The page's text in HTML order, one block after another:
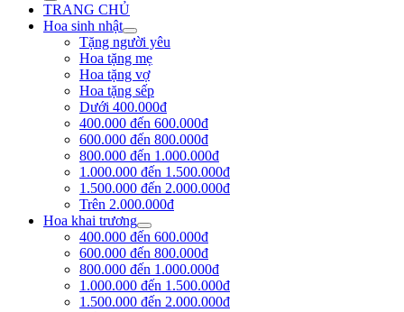
TRANG CHỦ
Hoa sinh nhật
Tặng người yêu
Hoa tặng mẹ
Hoa tặng vợ
Hoa tặng sếp
Dưới 400.000đ
400.000 đến 600.000đ
600.000 đến 800.000đ
800.000 đến 1.000.000đ
1.000.000 đến 1.500.000đ
1.500.000 đến 2.000.000đ
Trên 2.000.000đ
Hoa khai trương
400.000 đến 600.000đ
600.000 đến 800.000đ
800.000 đến 1.000.000đ
1.000.000 đến 1.500.000đ
1.500.000 đến 2.000.000đ